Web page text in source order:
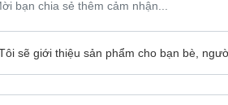
bếp tối giản, hiện đại.
chọn và lắp đặt vào không gian bếp
đã cũ mà không cần lo lắng về
sẽ giới thiệu sản phẩm cho bạn bè,